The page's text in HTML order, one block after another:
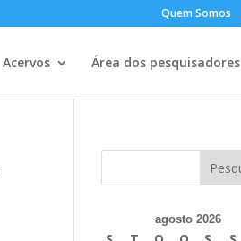
Quem Somos
Acervos Área dos pesquisadores
agosto 2026